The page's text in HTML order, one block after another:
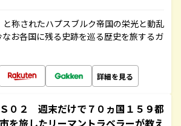
と称されたハプスブルク帝国の栄光と動乱
お各国に残る史跡を巡る歴史を旅するガ
詳細を見る
Ｓ０２ 週末だけで７０ヵ国１５９都
市を旅したリーマントラベラーが教え